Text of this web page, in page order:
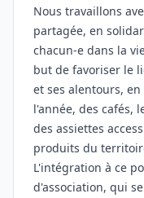
Nous travaillons
partagée, en
chacun-e dans la
but de favoriser le
et ses alentours,
l'année, des cafés,
des assiettes
produits du
L'intégration à ce
d'association, qui